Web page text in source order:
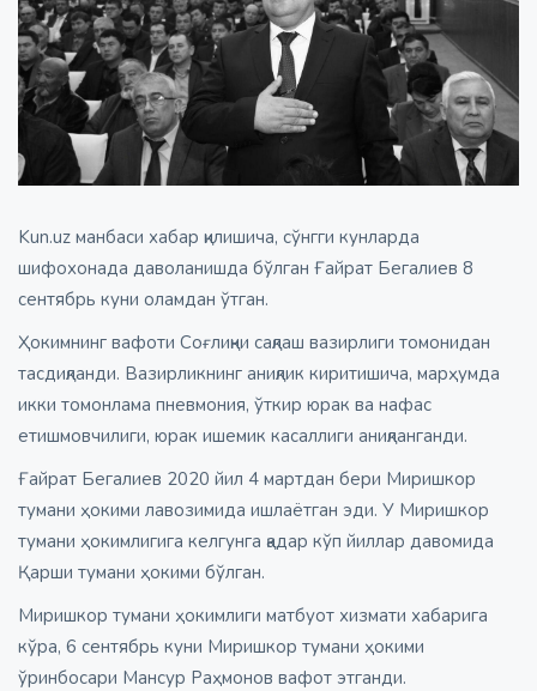
Kun.uz манбаси хабар қилишича, сўнгги кунларда
шифохонада даволанишда бўлган Ғайрат Бегалиев 8
сентябрь куни оламдан ўтган.
Ҳокимнинг вафоти Соғлиқни сақлаш вазирлиги томонидан
тасдиқланди. Вазирликнинг аниқлик киритишича, марҳумда
икки томонлама пневмония, ўткир юрак ва нафас
етишмовчилиги, юрак ишемик касаллиги аниқланганди.
Ғайрат Бегалиев 2020 йил 4 мартдан бери Миришкор
тумани ҳокими лавозимида ишлаётган эди. У Миришкор
тумани ҳокимлигига келгунга қадар кўп йиллар давомида
Қарши тумани ҳокими бўлган.
Миришкор тумани ҳокимлиги матбуот хизмати хабарига
кўра, 6 сентябрь куни Миришкор тумани ҳокими
ўринбосари Мансур Раҳмонов вафот этганди.